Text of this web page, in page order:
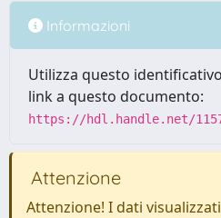
Informazioni
Utilizza questo
link a questo documento:
https://hdl.handle.net/
Attenzione
Attenzione! I dati